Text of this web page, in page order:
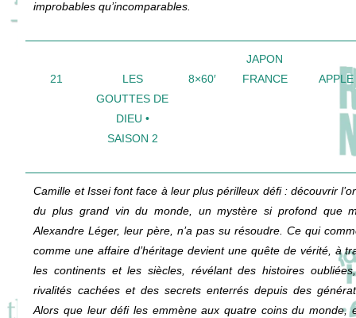
improbables qu’incomparables.
21
LES
GOUTTES DE
DIEU •
SAISON 2
8×60′
JAPON
FRANCE
Camille et Issei font face à leur plus périlleux défi : découvrir
du plus grand vin du monde, un mystère si profond que
Alexandre Léger, leur père, n’a pas su résoudre. Ce qui
comme une affaire d’héritage devient une quête de vérité, à
les continents et les siècles, révélant des histoires
rivalités cachées et des secrets enterrés depuis des
Alors que leur défi les emmène aux quatre coins du monde,